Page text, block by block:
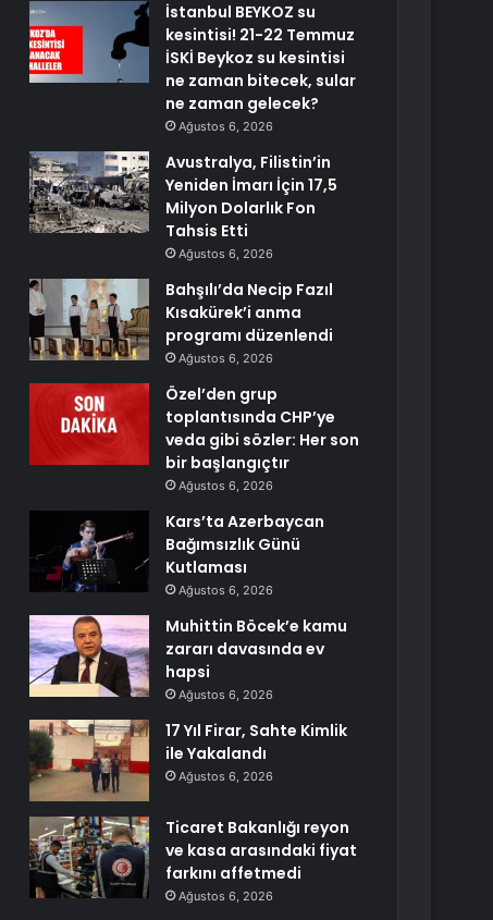
İstanbul BEYKOZ su
kesintisi! 21-22 Temmuz
İSKİ Beykoz su kesintisi
ne zaman bitecek, sular
ne zaman gelecek?
Ağustos 6, 2026
Avustralya, Filistin’in
Yeniden İmarı İçin 17,5
Milyon Dolarlık Fon
Tahsis Etti
Ağustos 6, 2026
Bahşılı’da Necip Fazıl
Kısakürek’i anma
programı düzenlendi
Ağustos 6, 2026
Özel’den grup
toplantısında CHP’ye
veda gibi sözler: Her son
bir başlangıçtır
Ağustos 6, 2026
Kars’ta Azerbaycan
Bağımsızlık Günü
Kutlaması
Ağustos 6, 2026
Muhittin Böcek’e kamu
zararı davasında ev
hapsi
Ağustos 6, 2026
17 Yıl Firar, Sahte Kimlik
ile Yakalandı
Ağustos 6, 2026
Ticaret Bakanlığı reyon
ve kasa arasındaki fiyat
farkını affetmedi
Ağustos 6, 2026